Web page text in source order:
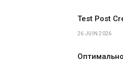
Test Post
26 JUIN 2026